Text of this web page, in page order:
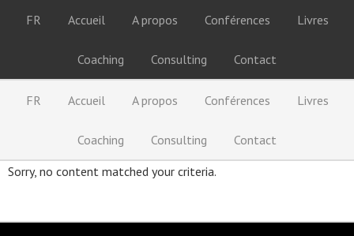
FR Accueil A propos Conférences Livres
Coaching Consulting Contact
FR Accueil A propos Conférences Livres
Coaching Consulting
Contact
Sorry, no content matched your criteria.